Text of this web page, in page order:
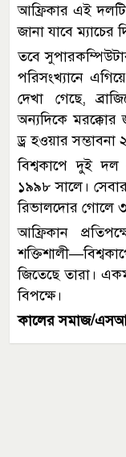
আফ্রিকার এই
জানা যাবে ম্যাচের
তবে
পরিসংখ্যানে
দেখা গেছে,
অন্যদিকে মরক্কোর
ড্র হওয়ার
বিশ্বকাপে দুই
১৯৯৮ সালে।
রিভালদোর গোলে
আফ্রিকান
জিতেছে তারা।
বিপক্ষে।
কালের সমাজ/